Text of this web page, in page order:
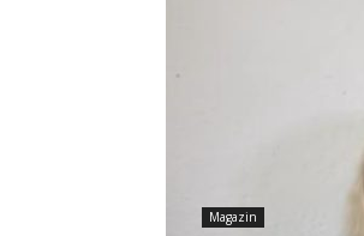
Magazin